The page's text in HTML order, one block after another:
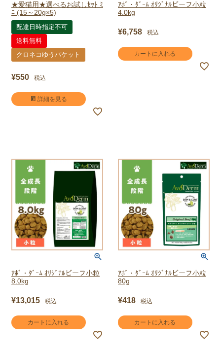
★愛猫用★選べるお試しｾｯﾄ ﾐ
ﾆ (15～20g×5)
配達日時指定不可
送料無料
クロネコゆうパケット
¥550 税込
詳細を見る
ｱﾎﾞ・ﾀﾞｰﾑ ｵﾘｼﾞﾅﾙビーフ小粒
4.0kg
¥6,758 税込
カートに入れる
ｱﾎﾞ・ﾀﾞｰﾑ ｵﾘｼﾞﾅﾙビーフ小粒
8.0kg
¥13,015 税込
カートに入れる
ｱﾎﾞ・ﾀﾞｰﾑ ｵﾘｼﾞﾅﾙビーフ小粒
80g
¥418 税込
カートに入れる